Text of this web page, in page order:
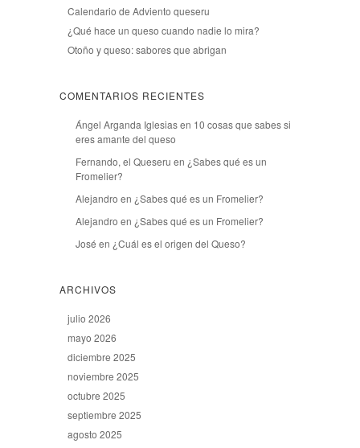
Calendario de Adviento queseru
¿Qué hace un queso cuando nadie lo mira?
Otoño y queso: sabores que abrigan
COMENTARIOS RECIENTES
Ángel Arganda Iglesiasen 10 cosas que sabes si
eres amante del queso
Fernando, el Queseru en ¿Sabes qué es un
Fromelier?
Alejandro en ¿Sabes qué es un Fromelier?
Alejandro en ¿Sabes qué es un Fromelier?
José en ¿Cuál es el origen del Queso?
ARCHIVOS
julio 2026
mayo 2026
diciembre 2025
noviembre 2025
octubre 2025
septiembre 2025
agosto 2025